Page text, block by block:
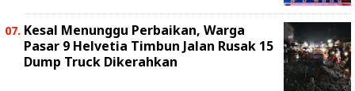
Kesal Menunggu Perbaikan, Warga
Pasar 9 Helvetia Timbun Jalan Rusak 15
Dump Truck Dikerahkan